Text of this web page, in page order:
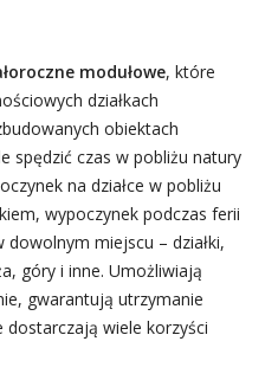
modułowe, które
działkach
obiektach
spędzić czas w pobliżu natury
na działce w pobliżu
wypoczynek podczas ferii
miejscu – działki,
góry i inne. Umożliwiają
gwarantują utrzymanie
wiele korzyści